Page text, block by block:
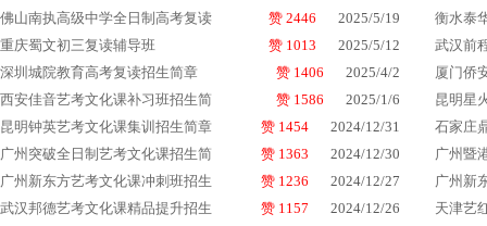
佛山南执高级中学全日制高考复读
2025/5/19
赞 2446
衡水泰
重庆蜀文初三复读辅导班
2025/5/12
赞 1013
武汉前
深圳城院教育高考复读招生简章
2025/4/2
赞 1406
厦门侨
西安佳音艺考文化课补习班招生简
2025/1/6
赞 1586
昆明星
昆明钟英艺考文化课集训招生简章
2024/12/31
赞 1454
石家庄
广州突破全日制艺考文化课招生简
2024/12/30
赞 1363
广州暨
广州新东方艺考文化课冲刺班招生
2024/12/27
赞 1236
广州新
武汉邦德艺考文化课精品提升招生
2024/12/26
赞 1157
天津艺